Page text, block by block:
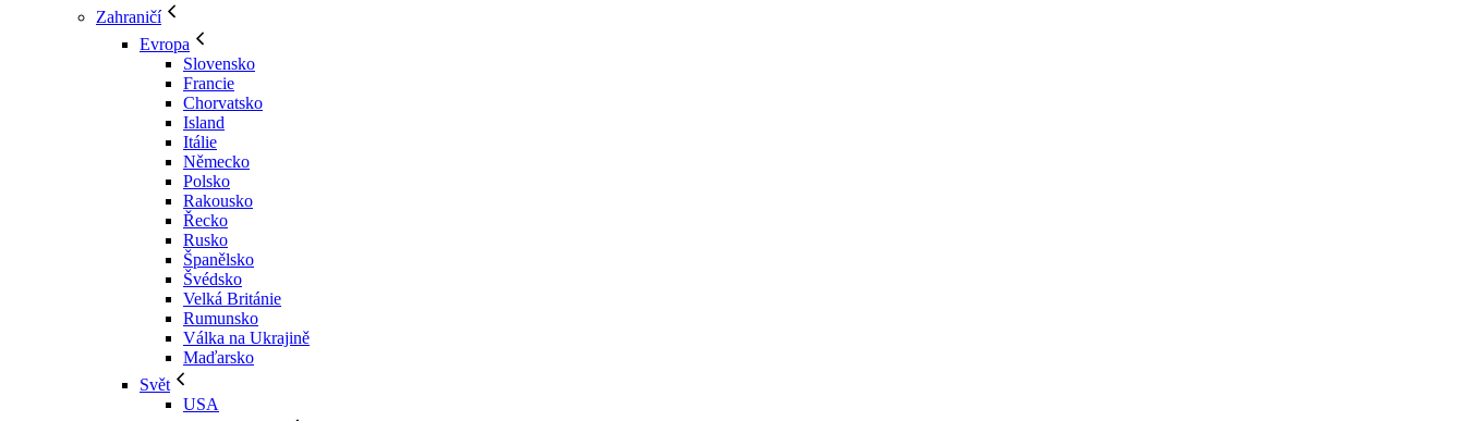
Zahraničí
Evropa
Slovensko
Francie
Chorvatsko
Island
Itálie
Německo
Polsko
Rakousko
Řecko
Rusko
Španělsko
Švédsko
Velká Británie
Rumunsko
Válka na Ukrajině
Maďarsko
Svět
USA